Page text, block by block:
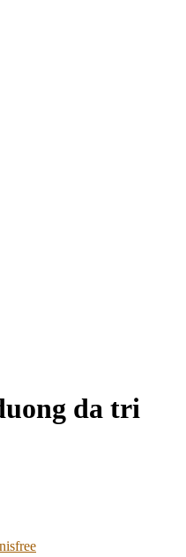
da tri